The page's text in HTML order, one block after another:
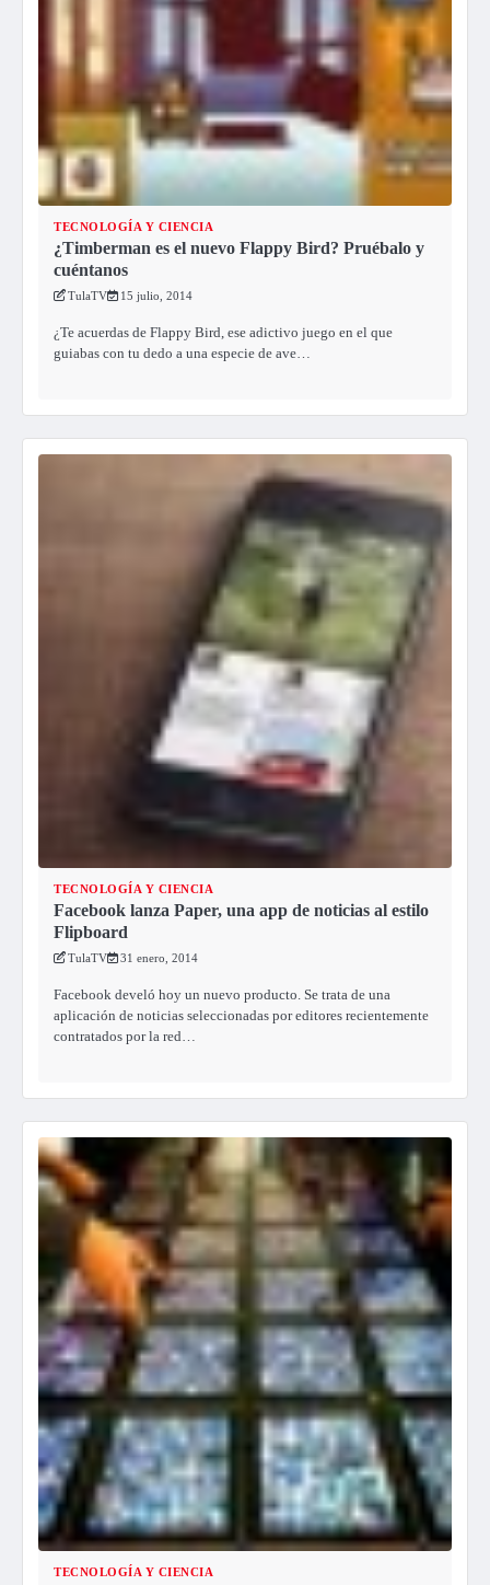
TECNOLOGÍA Y CIENCIA
¿Timberman es el nuevo Flappy Bird? Pruébalo y
cuéntanos
TulaTV 15 julio, 2014
¿Te acuerdas de Flappy Bird, ese adictivo juego en el que
guiabas con tu dedo a una especie de ave…
TECNOLOGÍA Y CIENCIA
Facebook lanza Paper, una app de noticias al estilo
Flipboard
TulaTV 31 enero, 2014
Facebook develó hoy un nuevo producto. Se trata de una
aplicación de noticias seleccionadas por editores recientemente
contratados por la red…
TECNOLOGÍA Y CIENCIA